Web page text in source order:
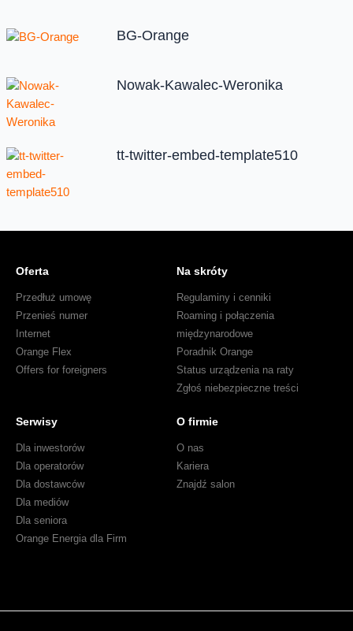
BG-Orange
Nowak-Kawalec-Weronika
tt-twitter-embed-template510
Oferta
Przedłuż umowę
Przenieś numer
Internet
Orange Flex
Offers for foreigners
Na skróty
Regulaminy i cenniki
Roaming i połączenia
międzynarodowe
Poradnik Orange
Status urządzenia na raty
Zgłoś niebezpieczne treści
Serwisy
Dla inwestorów
Dla operatorów
Dla dostawców
Dla mediów
Dla seniora
Orange Energia dla Firm
O firmie
O nas
Kariera
Znajdź salon